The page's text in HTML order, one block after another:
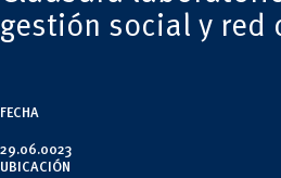
y Agropecuarias
MOVERU
Posgrados
gestión social y red
FECHA
29.06.0023
UBICACIÓN